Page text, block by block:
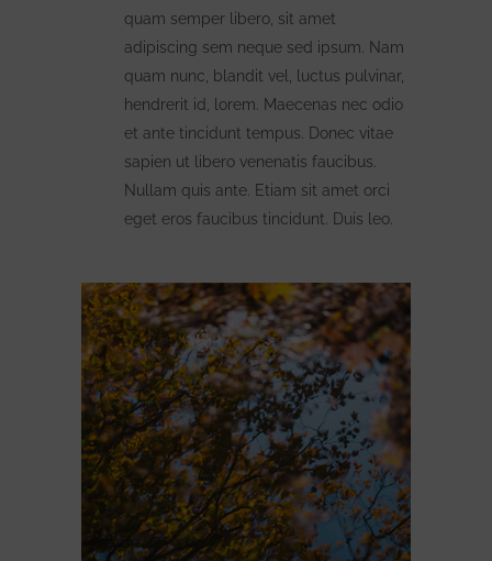
quam semper libero, sit amet
adipiscing sem neque sed ipsum. Nam
quam nunc, blandit vel, luctus pulvinar,
hendrerit id, lorem. Maecenas nec odio
et ante tincidunt tempus. Donec vitae
sapien ut libero venenatis faucibus.
Nullam quis ante. Etiam sit amet orci
eget eros faucibus tincidunt. Duis leo.